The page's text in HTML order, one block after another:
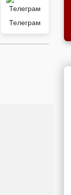
Телеграм